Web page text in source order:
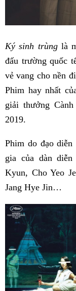
Ký sinh trùnglà
đấu trường quốc
vẻ vang cho nền
Phim hay nhất
giải thưởng
2019.
Phim do đạo
gia của dàn
Kyun, Cho Yeo
Jang Hye Jin…